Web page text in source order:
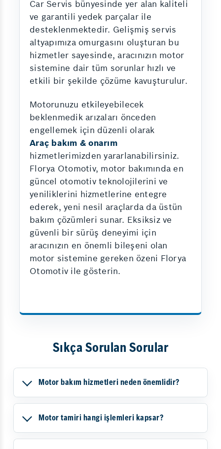
Car Servis bünyesinde yer alan kaliteli
ve garantili yedek parçalar ile
desteklenmektedir. Gelişmiş servis
altyapımıza omurgasını oluşturan bu
hizmetler sayesinde, aracınızın motor
sistemine dair tüm sorunlar hızlı ve
etkili bir şekilde çözüme kavuşturulur.
Motorunuzu etkileyebilecek
beklenmedik arızaları önceden
engellemek için düzenli olarak
Araç bakım & onarım
hizmetlerimizden yararlanabilirsiniz.
Florya Otomotiv, motor bakımında en
güncel otomotiv teknolojilerini ve
yeniliklerini hizmetlerine entegre
ederek, yeni nesil araçlarda da üstün
bakım çözümleri sunar. Eksiksiz ve
güvenli bir sürüş deneyimi için
aracınızın en önemli bileşeni olan
motor sistemine gereken özeni Florya
Otomotiv ile gösterin.
Sıkça Sorulan Sorular
Motor bakım hizmetleri neden önemlidir?
Motor tamiri hangi işlemleri kapsar?